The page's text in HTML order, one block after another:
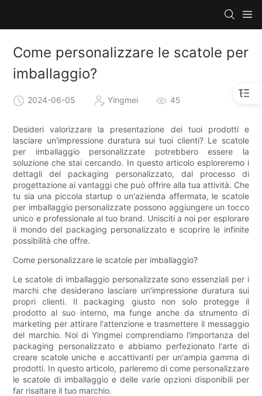
Come personalizzare le scatole per
imballaggio?
2024-06-05 Yingmei 45
Desideri valorizzare la presentazione dei tuoi prodotti e
lasciare un'impressione duratura sui tuoi clienti? Le scatole
per imballaggio personalizzate potrebbero essere la
soluzione che stai cercando. In questo articolo esploreremo i
dettagli del packaging personalizzato, dal processo di
progettazione ai vantaggi che può offrire alla tua attività. Che
tu sia una piccola startup o un'azienda affermata, le scatole
per imballaggio personalizzate possono aggiungere un tocco
unico e professionale al tuo brand. Unisciti a noi per esplorare
il mondo del packaging personalizzato e scoprire le infinite
possibilità che offre.
Come personalizzare le scatole per imballaggio?
Le scatole di imballaggio personalizzate sono essenziali per i
marchi che desiderano lasciare un'impressione duratura sui
propri clienti. Il packaging giusto non solo protegge il
prodotto al suo interno, ma funge anche da strumento di
marketing per attirare l'attenzione e trasmettere il messaggio
del marchio. Noi di Yingmei comprendiamo l'importanza del
packaging personalizzato e abbiamo perfezionato l'arte di
creare scatole uniche e accattivanti per un'ampia gamma di
prodotti. In questo articolo, parleremo di come personalizzare
le scatole di imballaggio e delle varie opzioni disponibili per
far risaltare il tuo marchio.